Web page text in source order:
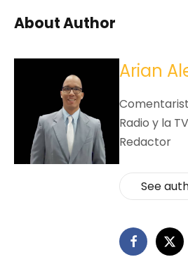
About Author
Arian
Radio y la
Redactor
See